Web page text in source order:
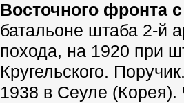
Восточного фронта
батальоне штаба 2-й
похода, на 1920 при
Кругельского.
1938 в Сеуле (Корея).